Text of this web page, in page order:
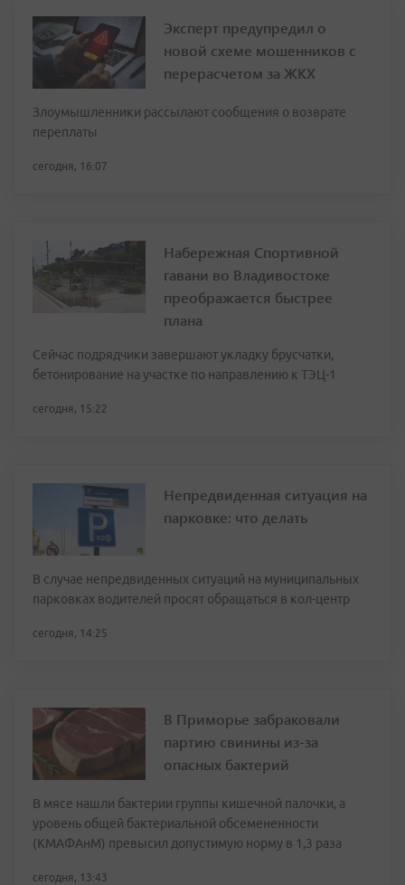
Эксперт предупредил о
новой схеме мошенников с
перерасчетом за ЖКХ
Злоумышленники рассылают сообщения о возврате
переплаты
сегодня, 16:07
Набережная Спортивной
гавани во Владивостоке
преображается быстрее
плана
Сейчас подрядчики завершают укладку брусчатки,
бетонирование на участке по направлению к ТЭЦ-1
сегодня, 15:22
Непредвиденная ситуация на
парковке: что делать
В случае непредвиденных ситуаций на муниципальных
парковках водителей просят обращаться в кол-центр
сегодня, 14:25
В Приморье забраковали
партию свинины из-за
опасных бактерий
В мясе нашли бактерии группы кишечной палочки, а
уровень общей бактериальной обсемененности
(КМАФАнМ) превысил допустимую норму в 1,3 раза
сегодня, 13:43